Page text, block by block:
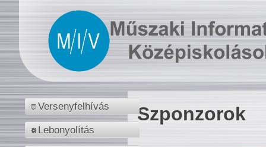
Versenyfelhívás
Lebonyolítás
Szponzorok